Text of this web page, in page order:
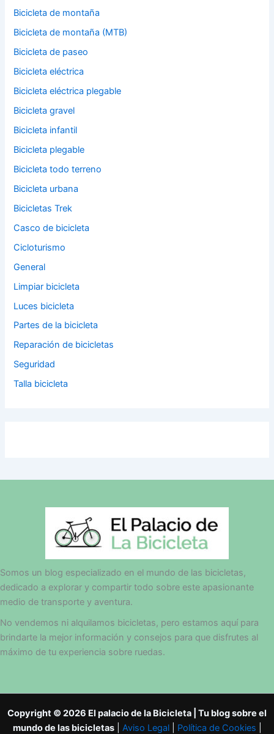
Bicicleta de montaña
Bicicleta de montaña (MTB)
Bicicleta de paseo
Bicicleta eléctrica
Bicicleta eléctrica plegable
Bicicleta gravel
Bicicleta infantil
Bicicleta plegable
Bicicleta todo terreno
Bicicleta urbana
Bicicletas Trek
Casco de bicicleta
Cicloturismo
General
Limpiar bicicleta
Luces bicicleta
Partes de la bicicleta
Reparación de bicicletas
Seguridad
Talla bicicleta
Somos un blog especializado en el mundo de las bicicletas,
dedicado a explorar y compartir todo sobre este apasionante
medio de transporte y aventura.
No vendemos ni alquilamos bicicletas, pero estamos aquí para
brindarte la mejor información y consejos para que disfrutes al
máximo de tu experiencia sobre ruedas.
Copyright © 2026 El palacio de la Bicicleta | Tu blog sobre el
mundo de las bicicletas| Aviso Legal| Política de Cookies